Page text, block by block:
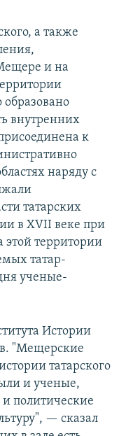
а также
и на
внутренних
к
наряду с
татарских
в XVII веке при
территории
татар-
ученые-
Истории
"Мещерские
татарского
и ученые,
политические
— сказал